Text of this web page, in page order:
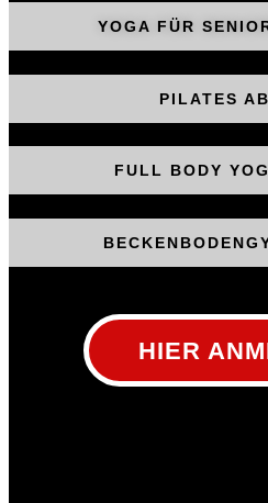
YOGA FÜR
PILATES
FULL BODY
HIER